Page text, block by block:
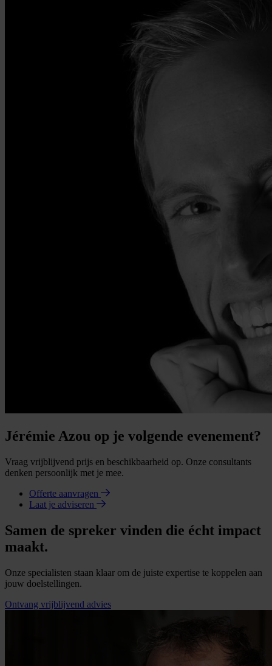
Jérémie Azou op je volgende evenement?
Vraag vrijblijvend prijs en beschikbaarheid op. Onze consultants
denken persoonlijk met je mee.
Offerte aanvragen
Laat je adviseren
Samen de spreker vinden die écht impact
maakt.
Onze specialisten staan klaar om de juiste expertise te koppelen aan
jouw doelstellingen.
Ontvang vrijblijvend advies